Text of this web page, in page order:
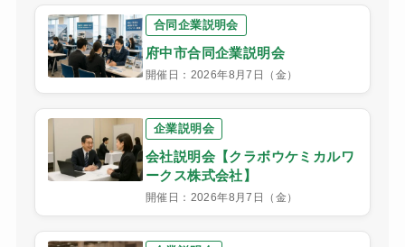
合同企業説明会
府中市合同企業説明会
開催日：2026年8月7日（金）
企業説明会
会社説明会【クラボウケミカルワ
ークス株式会社】
開催日：2026年8月7日（金）